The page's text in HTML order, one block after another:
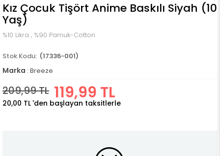
Kız Çocuk Tişört Anime Baskılı Siyah (10
Yaş)
%10 Likra , %90 Pamuk-Cotton
(17336-001)
Marka : Breeze
209,99 TL 119,99 TL
20,00 TL 'den başlayan taksitlerle